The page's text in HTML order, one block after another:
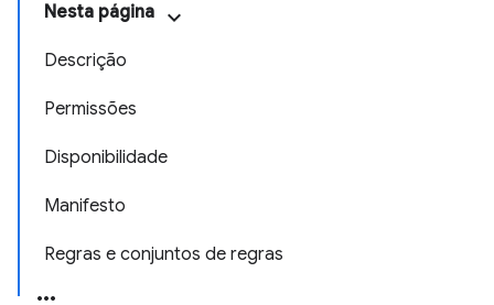
Nesta página
Descrição
Permissões
Disponibilidade
Manifesto
Regras e conjuntos de regras